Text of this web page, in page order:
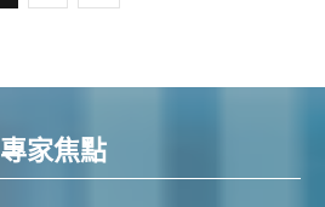
專家焦點